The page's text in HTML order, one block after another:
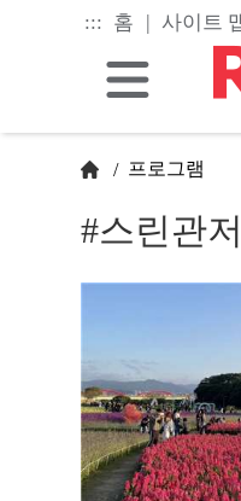
::: 홈 | 사이트
/ 프로그램
#스린관